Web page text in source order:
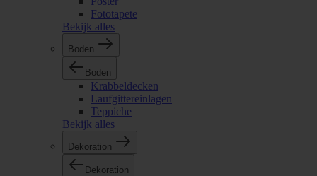
Fototapete
Bekijk alles
Boden
Boden
Krabbeldecken
Laufgittereinlagen
Teppiche
Bekijk alles
Dekoration
Dekoration